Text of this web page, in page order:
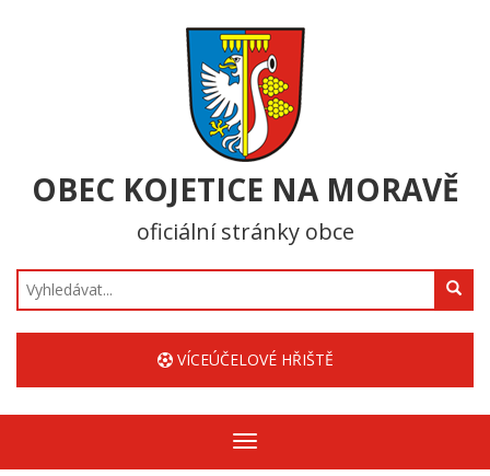
OBEC KOJETICE NA MORAVĚ
oficiální stránky obce
Hledat
VÍCEÚČELOVÉ HŘIŠTĚ
Zobrazit/skrýt
navigaci